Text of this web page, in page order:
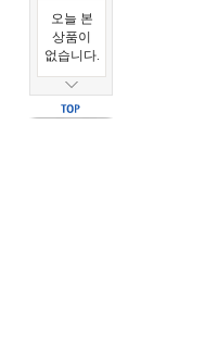
오늘 본
상품이
없습니다.